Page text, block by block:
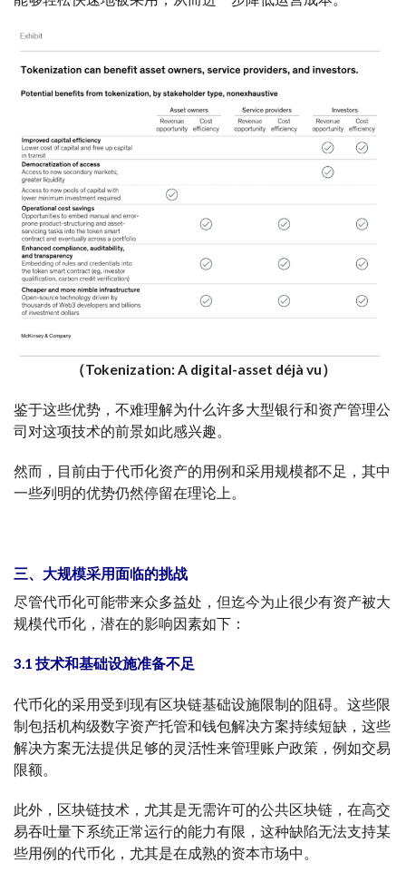
（Tokenization: A digital-asset déjà vu）
鉴于这些优势，不难理解为什么许多大型银行和资产管理公
司对这项技术的前景如此感兴趣。
然而，目前由于代币化资产的用例和采用规模都不足，其中
一些列明的优势仍然停留在理论上。
三、大规模采用面临的挑战
尽管代币化可能带来众多益处，但迄今为止很少有资产被大
规模代币化，潜在的影响因素如下：
3.1 技术和基础设施准备不足
代币化的采用受到现有区块链基础设施限制的阻碍。这些限
制包括机构级数字资产托管和钱包解决方案持续短缺，这些
解决方案无法提供足够的灵活性来管理账户政策，例如交易
限额。
此外，区块链技术，尤其是无需许可的公共区块链，在高交
易吞吐量下系统正常运行的能力有限，这种缺陷无法支持某
些用例的代币化，尤其是在成熟的资本市场中。